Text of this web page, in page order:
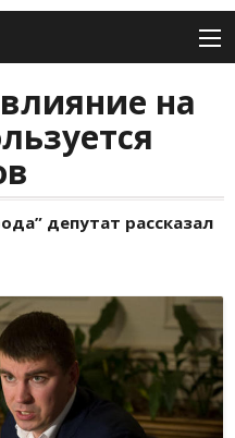
на
депутат рассказал